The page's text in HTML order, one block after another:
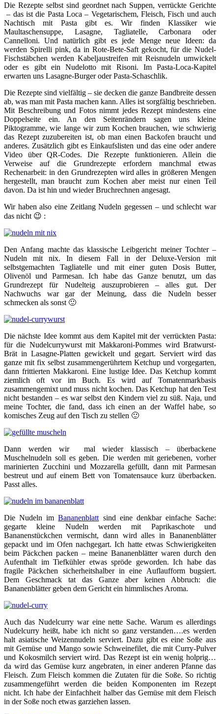
Die Rezepte selbst sind geordnet nach Suppen, verrückte Gerichte
– das ist die Pasta Loca – Vegetarischem, Fleisch, Fisch und auch
Nachtisch mit Pasta gibt es. Wir finden Klassiker wie
Maultaschensuppe, Lasagne, Tagliatelle, Carbonara oder
Cannelloni. Und natürlich gibt es jede Menge neue Ideen: da
werden Spirelli pink, da in Rote-Bete-Saft gekocht, für die Nudel-
Fischstäbchen werden Kabeljaustreifen mit Reisnudeln umwickelt
oder es gibt ein Nudelotto mit Risoni. Im Pasta-Loca-Kapitel
erwarten uns Lasagne-Burger oder Pasta-Schaschlik.
Die Rezepte sind vielfältig – sie decken die ganze Bandbreite dessen
ab, was man mit Pasta machen kann. Alles ist sorgfältig beschrieben.
Mit Beschreibung und Fotos nimmt jedes Rezept mindestens eine
Doppelseite ein. An den Seitenrändern sagen uns kleine
Piktogramme, wie lange wir zum Kochen brauchen, wie schwierig
das Rezept zuzubereiten ist, ob man einen Backofen braucht und
anderes. Zusätzlich gibt es Einkaufslisten und das eine oder andere
Video über QR-Codes. Die Rezepte funktionieren. Allein die
Verweise auf die Grundrezepte erfordern manchmal etwas
Rechenarbeit: in den Grundrezepten wird alles in größeren Mengen
hergestellt, man braucht zum Kochen aber meist nur einen Teil
davon. Da ist hin und wieder Bruchrechnen angesagt.
Wir haben also eine Zeitlang Nudeln gegessen – und schlecht war
das nicht 😉 :
Den Anfang machte das klassische Leibgericht meiner Tochter –
Nudeln mit nix. In diesem Fall in der Deluxe-Version mit
selbstgemachten Tagliatelle und mit einer guten Dosis Butter,
Olivenöl und Parmesan. Ich habe das Ganze benutzt, um das
Grundrezept für Nudelteig auszuprobieren – alles gut. Der
Nachwuchs war gar der Meinung, dass die Nudeln besser
schmecken als sonst 🙂
Die nächste Idee kommt aus dem Kapitel mit der verrückten Pasta:
für die Nudelcurrywurst mit Makkaroni-Pommes wird Bratwurst-
Brät in Lasagne-Platten gewickelt und gegart. Serviert wird das
ganze mit fix selbst zusammengerührtem Ketchup und vorgegarten,
dann frittierten Makkaroni. Eine lustige Idee. Das Ketchup kommt
ziemlich oft vor im Buch. Es wird auf Tomatenmarkbasis
zusammengemixt und muss nicht kochen. Das Ketchup hat den Test
nicht bestanden – es war selbst den Kindern viel zu süß. Naja, und
meine Tochter, die fand, dass ich einen an der Waffel habe, so
komisches Zeug auf den Tisch zu stellen 🙂
Dann werden wir mal wieder klassisch – überbackene
Muschelnudeln soll es geben. Die werden mit geriebenen, vorher
marinierten Zucchini und Mozzarella gefüllt, dann mit Parmesan
bestreut und auf einem Bett von Tomatensauce kurz überbacken.
Passt alles.
Die Nudeln imBananenblatt sind eine denkbar einfache Sache:
gegarte kleine Nudeln werden mit Paprikaschote und
Bananenstückchen vermischt, dann wird alles in Bananenblätter
gepackt und im Ofen nachgegart. Ich hatte etwas Schwierigkeiten
beim Päckchen packen – meine Bananenblätter waren durch den
Aufenthalt im Tiefkühler etwas spröde geworden. Ich habe das
fragile Päckchen sicherheitshalber in eine Auflaufform bugsiert.
Dem Geschmack tat das Ganze aber keinen Abbruch: die
Bananenblätter geben dem Gericht ein himmlisches Aroma.
Auch das Nudelcurry war eine nette Sache. Warum es allerdings
Nudelcurry heißt, habe ich nicht so ganz verstanden….es werden
halt asiatische Weizennudeln serviert. Dazu gibt es eine Soße aus
mit Gemüse und Mango sowie Schweinefilet, die mit Curry-Pulver
und Kokosmilch serviert wird. Das Rezept ist ein wenig holprig…
da wird das Gemüse kurz angebraten, in einer anderen Pfanne das
Fleisch. Zum Fleisch kommen die Zutaten für die Soße. So richtig
zusammengeführt werden die beiden Komponenten im Rezept
nicht. Ich habe der Einfachheit halber das Gemüse mit dem Fleisch
in der Soße noch etwas garziehen lassen.